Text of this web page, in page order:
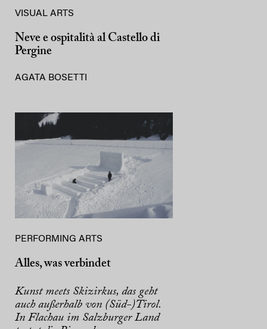
VISUAL ARTS
Neve e ospitalità al Castello di
Pergine
AGATA BOSETTI
PERFORMING ARTS
Alles, was verbindet
Kunst meets Skizirkus, das geht
auch außerhalb von (Süd-)Tirol.
In Flachau im Salzburger Land